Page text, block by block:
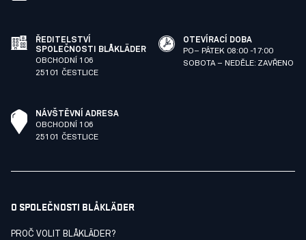
ŘEDITELSTVÍ
SPOLEČNOSTI BLÅKLÄDER
OBCHODNÍ 106
25101 ČESTLICE
OTEVÍRACÍ DOBA
PO– PÁTEK 08:00 -17:00
SOBOTA – NEDĚLE: ZAVŘENO
NÁVŠTĚVNÍ ADRESA
OBCHODNÍ 106
25101 ČESTLICE
O SPOLEČNOSTI BLÅKLÄDER
PROČ VOLIT BLÅKLÄDER?